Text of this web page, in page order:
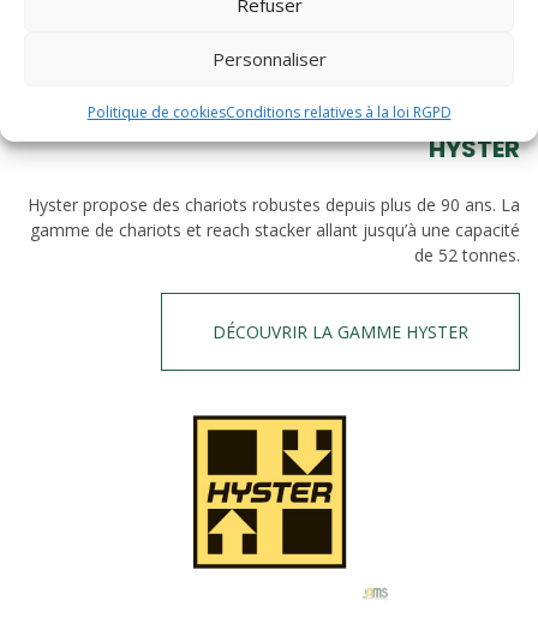
Refuser
Personnaliser
Politique de cookiesConditions relatives à la loi RGPD
HYSTER
Hyster propose des chariots robustes depuis plus de 90 ans. La
gamme de chariots et reach stacker allant jusqu’à une capacité
de 52 tonnes.
DÉCOUVRIR LA GAMME HYSTER